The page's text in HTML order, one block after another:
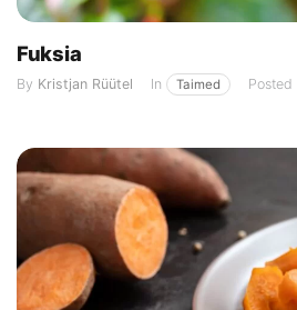
Fuksia
By Kristjan Rüütel In Taimed Posted